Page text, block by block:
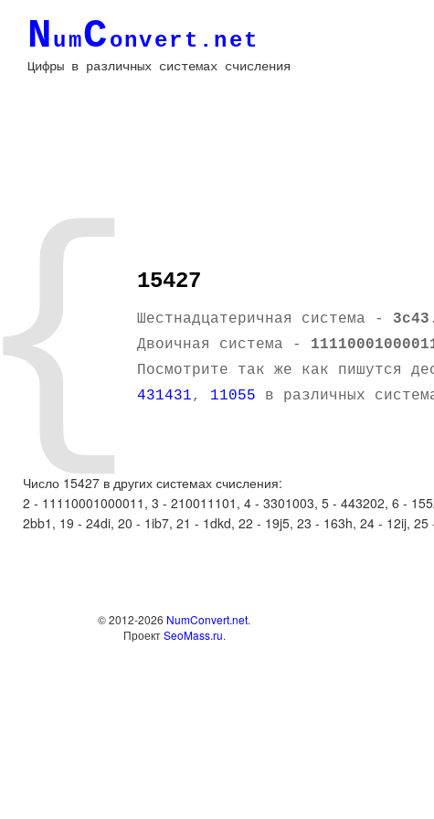
NumConvert.net
Цифры в различных системах счисления
15427
Шестнадцатеричная система - 3c43 .
Двоичная система -
Посмотрите так же как пишутся
431431, 11055 в различных
Число 15427 в других системах счисления:
2 - 11110001000011, 3 - 210011101, 4 - 3301003, 5 - 443202, 6 -
2bb1, 19 - 24di, 20 - 1ib7, 21 - 1dkd, 22 - 19j5, 23 - 163h, 24 - 12ij,
© 2012-2026 NumConvert.net.
ПроектSeoMass.ru.